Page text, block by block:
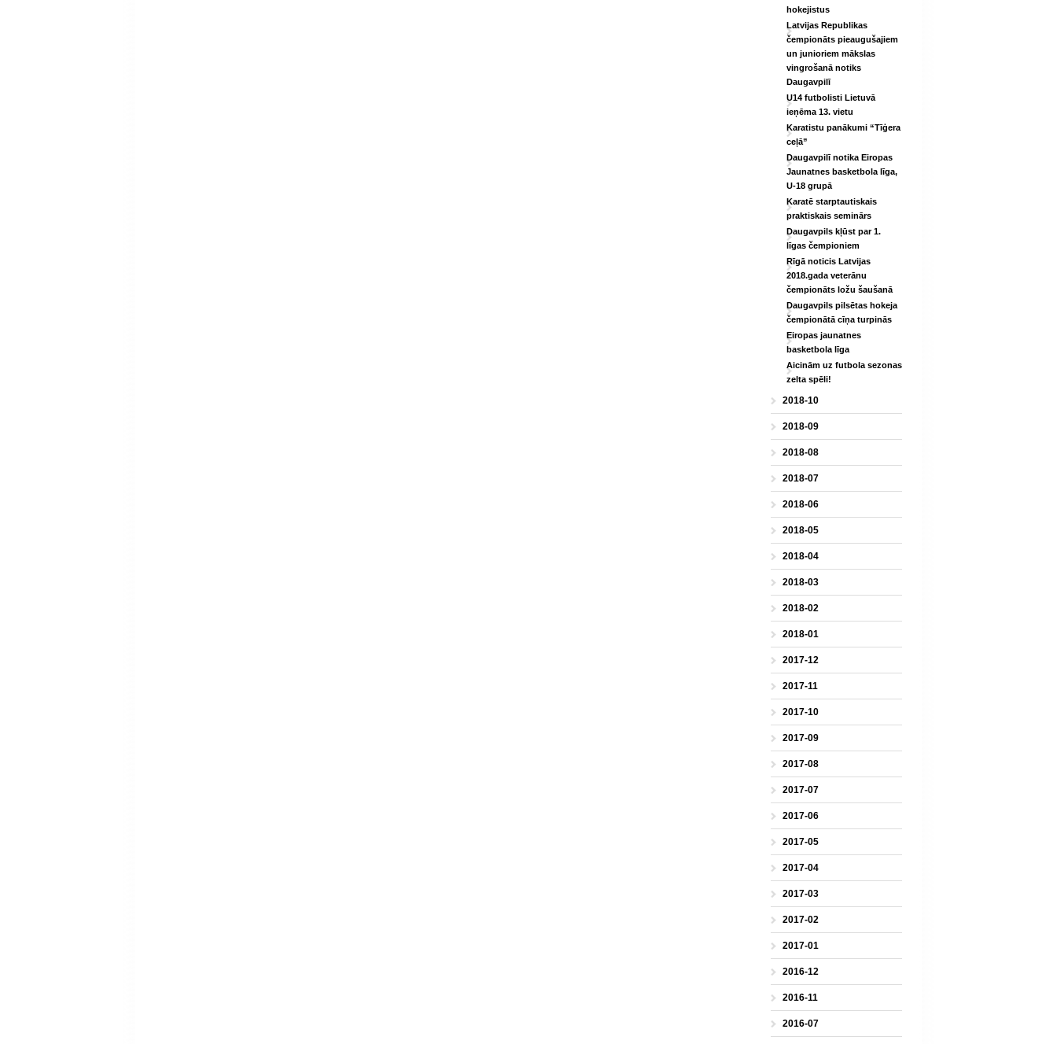
hokejistus
Latvijas Republikas
čempionāts pieaugušajiem
un junioriem mākslas
vingrošanā notiks
Daugavpilī
U14 futbolisti Lietuvā
ieņēma 13. vietu
Karatistu panākumi “Tīģera
ceļā”
Daugavpilī notika Eiropas
Jaunatnes basketbola līga,
U-18 grupā
Karatē starptautiskais
praktiskais seminārs
Daugavpils kļūst par 1.
līgas čempioniem
Rīgā noticis Latvijas
2018.gada veterānu
čempionāts ložu šaušanā
Daugavpils pilsētas hokeja
čempionātā cīņa turpinās
Eiropas jaunatnes
basketbola līga
Aicinām uz futbola sezonas
zelta spēli!
2018-10
2018-09
2018-08
2018-07
2018-06
2018-05
2018-04
2018-03
2018-02
2018-01
2017-12
2017-11
2017-10
2017-09
2017-08
2017-07
2017-06
2017-05
2017-04
2017-03
2017-02
2017-01
2016-12
2016-11
2016-07